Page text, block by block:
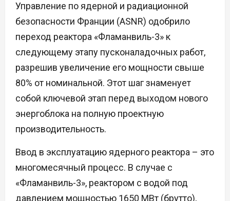
Управление по ядерной и радиационной
безопасности Франции (ASNR) одобрило
переход реактора «Фламанвиль-3» к
следующему этапу пусконаладочных работ,
разрешив увеличение его мощности свыше
80% от номинальной. Этот шаг знаменует
собой ключевой этап перед выходом нового
энергоблока на полную проектную
производительность.
Ввод в эксплуатацию ядерного реактора – это
многомесячный процесс. В случае с
«Фламанвиль-3», реактором с водой под
давлением мощностью 1650 МВт (брутто),